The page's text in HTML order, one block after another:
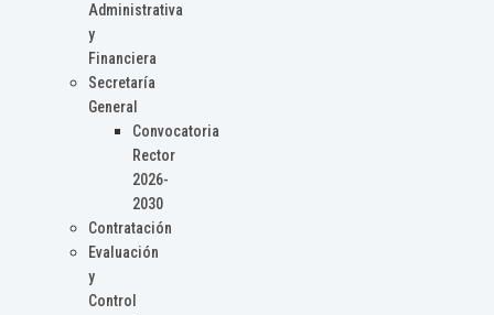
Administrativa
y
Financiera
Secretaría
General
Convocatoria
Rector
2026-
2030
Contratación
Evaluación
y
Control